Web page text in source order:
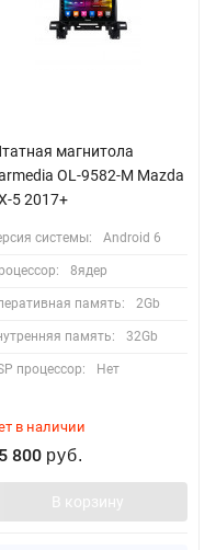
магнитола
OL-9582-M Mazda
5 2017+
системы: Android 6
8ядер
память: 2Gb
память: 32Gb
процессор: Нет
в наличии
800 руб.
В корзину